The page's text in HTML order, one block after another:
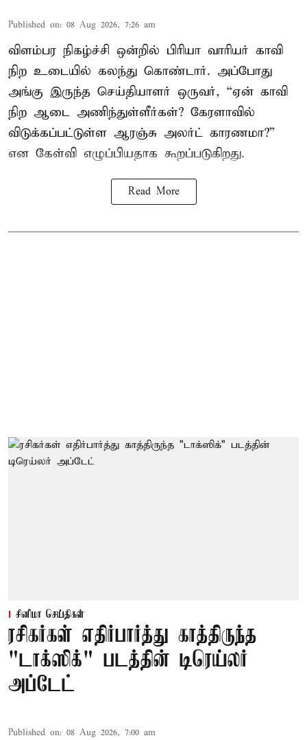
Published on: 08 Aug 2026, 7:26 am
விளம்பர நிகழ்ச்சி ஒன்றில் பிரியா வாரியர் காவி
நிற உடையில் கலந்து கொண்டார். அப்போது
அங்கு இருந்த செய்தியாளர் ஒருவர், “ஏன் காவி
நிற ஆடை அணிந்துள்ளீர்கள்? கேரளாவில்
விடுக்கப்பட்டுள்ள ஆரஞ்சு அலர்ட் காரணமா?”
என கேள்வி எழுப்பியதாக கூறப்படுகிறது.
Read More
சினிமா செய்திகள்
ரசிகர்கள் எதிர்பார்த்து காத்திருந்த
"டாக்ஸிக்" படத்தின் டிரெய்லர்
அப்டேட்
Published on: 08 Aug 2026, 7:00 am